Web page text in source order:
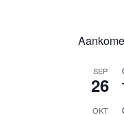
SEP
26
OKT